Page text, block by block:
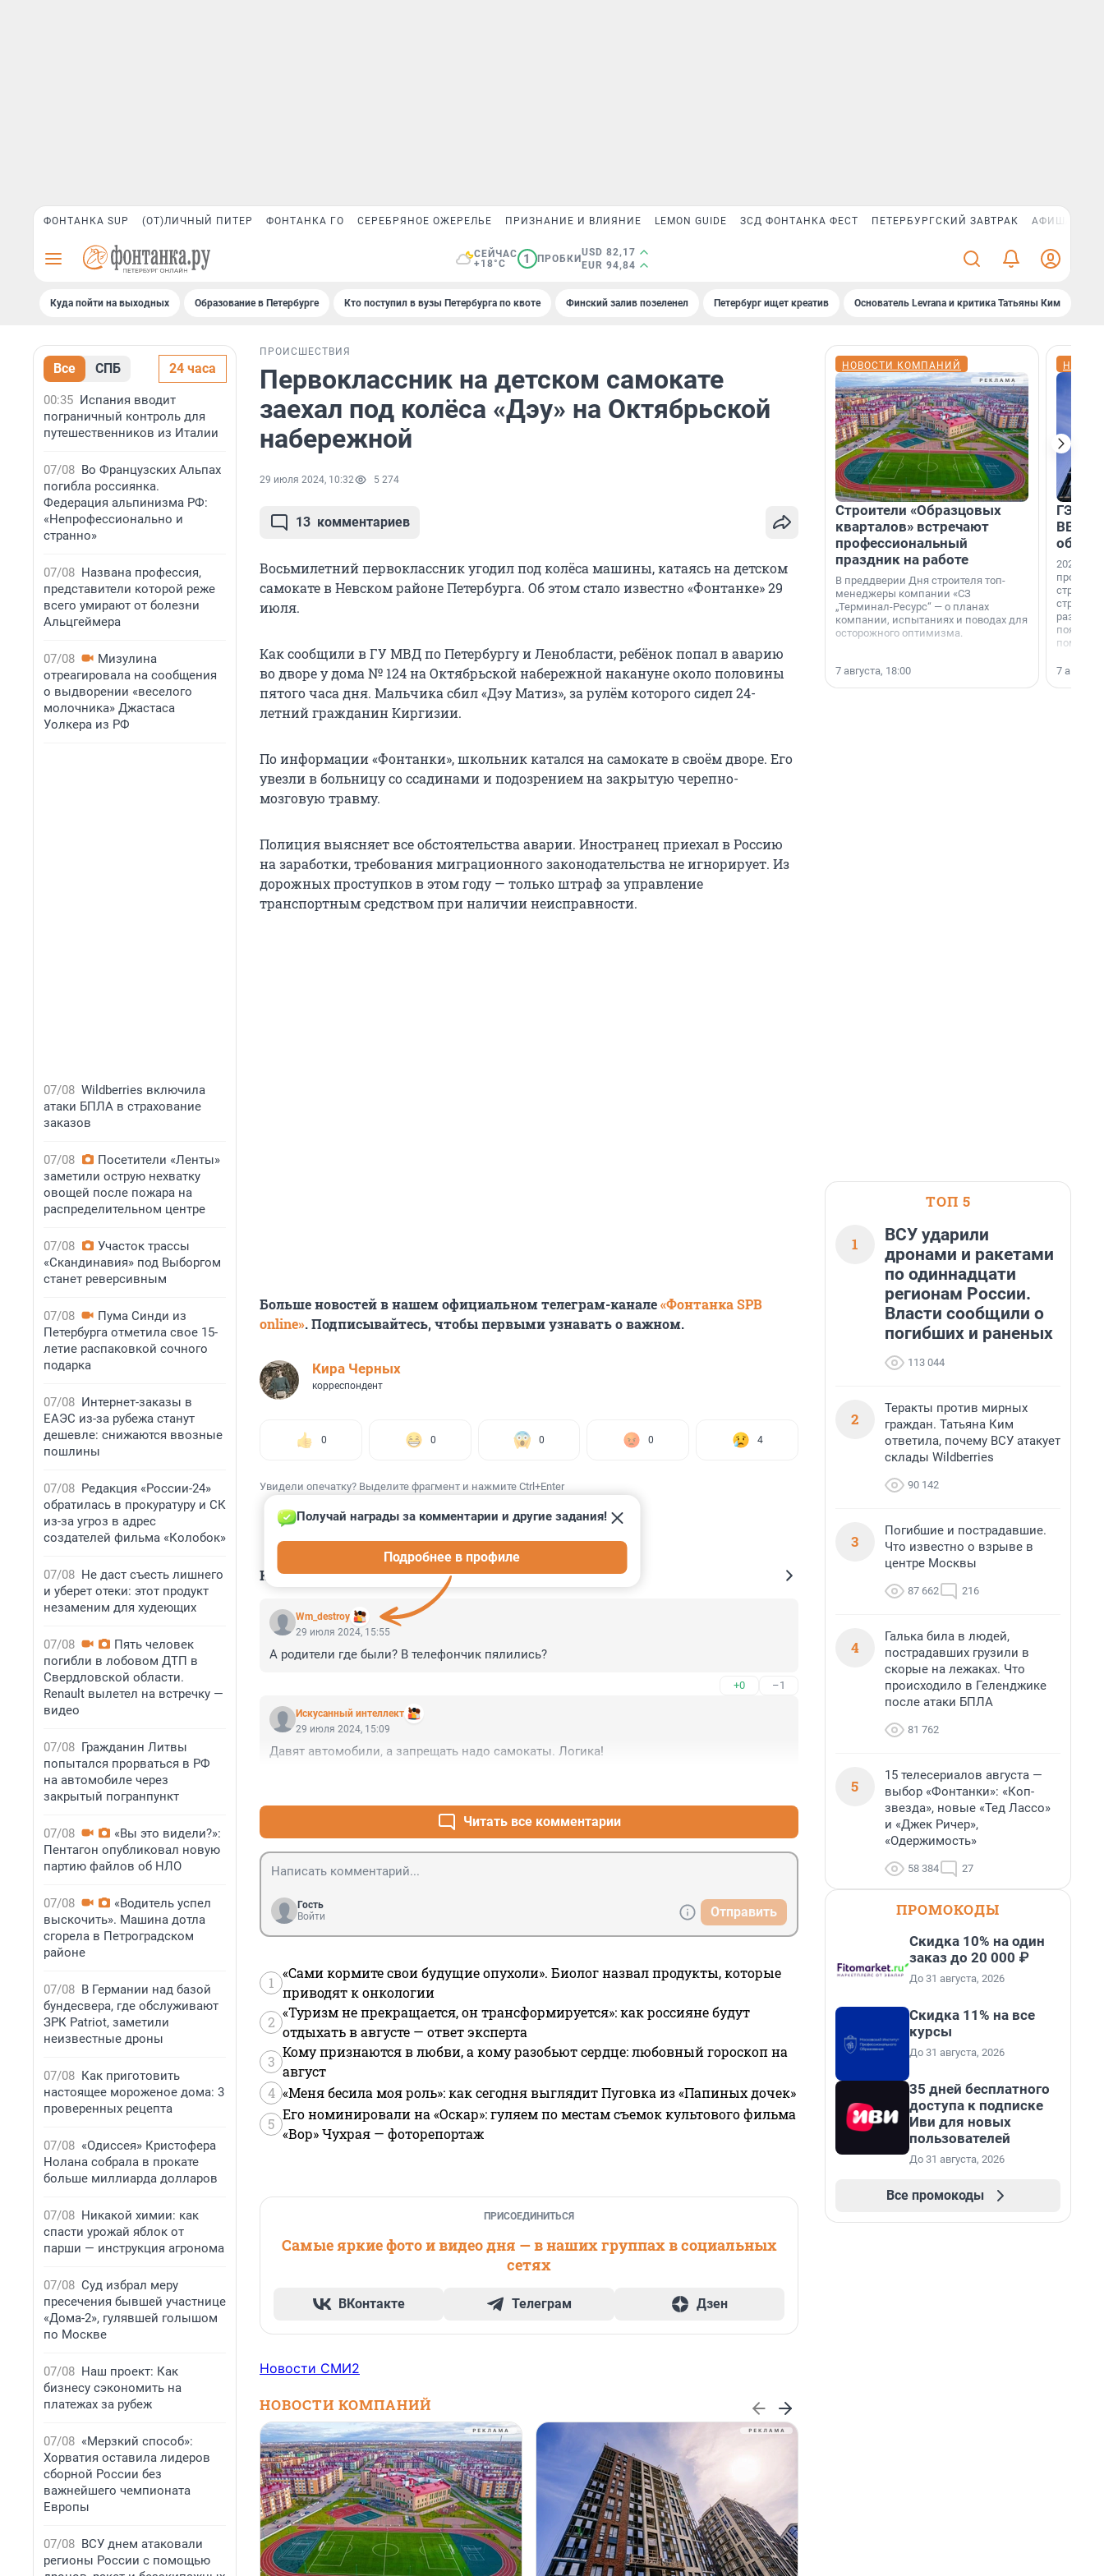
ФОНТАНКА SUP (ОТ)ЛИЧНЫЙ ПИТЕР ФОНТАНКА ГО СЕРЕБРЯНОЕ ОЖЕРЕЛЬЕ ПРИЗНАНИЕ И ВЛИЯНИЕ LEMON GUIDE ЗСД ФОНТАНКА ФЕСТ ПЕТЕРБУРГСКИЙ ЗАВТРАК АФИША PLUS
СЕЙЧАС
+18°C
1 ПРОБКИ
USD 82,17
EUR 94,84
Куда пойти на выходных Образование в Петербурге Кто поступил в вузы Петербурга по квоте Финский залив позеленел Петербург ищет креатив Основатель Levrana и критика Татьяны Ким
Все СПБ 24 часа
00:35 Испания вводит
пограничный контроль для
путешественников из Италии
07/08 Во Французских Альпах
погибла россиянка.
Федерация альпинизма РФ:
«Непрофессионально и
странно»
07/08 Названа профессия,
представители которой реже
всего умирают от болезни
Альцгеймера
07/08
Мизулина
отреагировала на сообщения
о выдворении «веселого
молочника» Джастаса
Уолкера из РФ
07/08 Wildberries включила
атаки БПЛА в страхование
заказов
07/08
Посетители «Ленты»
заметили острую нехватку
овощей после пожара на
распределительном центре
07/08
Участок трассы
«Скандинавия» под Выборгом
станет реверсивным
07/08
Пума Синди из
Петербурга отметила свое 15-
летие распаковкой сочного
подарка
07/08 Интернет-заказы в
ЕАЭС из-за рубежа станут
дешевле: снижаются ввозные
пошлины
07/08 Редакция «России-24»
обратилась в прокуратуру и СК
из-за угроз в адрес
создателей фильма «Колобок»
07/08 Не даст съесть лишнего
и уберет отеки: этот продукт
незаменим для худеющих
07/08
Пять человек
погибли в лобовом ДТП в
Свердловской области.
Renault вылетел на встречку —
видео
07/08 Гражданин Литвы
попытался прорваться в РФ
на автомобиле через
закрытый погранпункт
07/08
«Вы это видели?»:
Пентагон опубликовал новую
партию файлов об НЛО
07/08
«Водитель успел
выскочить». Машина дотла
сгорела в Петроградском
районе
07/08 В Германии над базой
бундесвера, где обслуживают
ЗРК Patriot, заметили
неизвестные дроны
07/08 Как приготовить
настоящее мороженое дома: 3
проверенных рецепта
07/08 «Одиссея» Кристофера
Нолана собрала в прокате
больше миллиарда долларов
07/08 Никакой химии: как
спасти урожай яблок от
парши — инструкция агронома
07/08 Суд избрал меру
пресечения бывшей участнице
«Дома-2», гулявшей голышом
по Москве
07/08 Наш проект: Как
бизнесу сэкономить на
платежах за рубеж
07/08 «Мерзкий способ»:
Хорватия оставила лидеров
сборной России без
важнейшего чемпионата
Европы
07/08 ВСУ днем атаковали
регионы России с помощью
ПРОИСШЕСТВИЯ
Первоклассник на детском самокате
заехал под колёса «Дэу» на Октябрьской
набережной
29 июля 2024, 10:32 5 274
13 комментариев
Восьмилетний первоклассник угодил под колёса машины, катаясь на детском
самокате в Невском районе Петербурга. Об этом стало известно «Фонтанке» 29
июля.
Как сообщили в ГУ МВД по Петербургу и Ленобласти, ребёнок попал в аварию
во дворе у дома № 124 на Октябрьской набережной накануне около половины
пятого часа дня. Мальчика сбил «Дэу Матиз», за рулём которого сидел 24-
летний гражданин Киргизии.
По информации «Фонтанки», школьник катался на самокате в своём дворе. Его
увезли в больницу со ссадинами и подозрением на закрытую черепно-
мозговую травму.
Полиция выясняет все обстоятельства аварии. Иностранец приехал в Россию
на заработки, требования миграционного законодательства не игнорирует. Из
дорожных проступков в этом году — только штраф за управление
транспортным средством при наличии неисправности.
Больше новостей в нашем официальном телеграм-канале«Фонтанка SPB
online». Подписывайтесь, чтобы первыми узнавать о важном.
Кира Черных
корреспондент
0 0 0 0 4
Увидели опечатку? Выделите фрагмент и нажмите Ctrl+Enter
КОММЕНТАРИИ 13
Wm_destroy
Получай награды за комментарии и другие задания!
Подробнее в профиле
29 июля 2024, 15:55
А родители где были? В телефончик пялились?
+0 –1
Искусанный интеллект
29 июля 2024, 15:09
Давят автомобили, а запрещать надо самокаты. Логика!
Читать все комментарии
Гость
Войти
Отправить
1
«Сами кормите свои будущие опухоли». Биолог назвал продукты, которые
приводят к онкологии
2
«Туризм не прекращается, он трансформируется»: как россияне будут
отдыхать в августе — ответ эксперта
3
Кому признаются в любви, а кому разобьют сердце: любовный гороскоп на
август
4 «Меня бесила моя роль»: как сегодня выглядит Пуговка из «Папиных дочек»
5
Его номинировали на «Оскар»: гуляем по местам съемок культового фильма
«Вор» Чухрая — фоторепортаж
ПРИСОЕДИНИТЬСЯ
Самые яркие фото и видео дня — в наших группах в социальных
сетях
ВКонтакте Телеграм Дзен
Новости СМИ2
НОВОСТИ КОМПАНИЙ
НОВОСТИ КОМПАНИЙ
Строители «Образцовых
кварталов» встречают
профессиональный
праздник на работе
В преддверии Дня строителя топ-
менеджеры компании «СЗ
„Терминал-Ресурс“ — о планах
компании, испытаниях и поводах для
осторожного оптимизма.
7 августа, 18:00
ГЭС,
ВВП: в
об
2026-й —
раз. В
7
ТОП 5
1
ВСУ ударили
дронами и ракетами
по одиннадцати
регионам России.
Власти сообщили о
погибших и раненых
113 044
2
Теракты против мирных
граждан. Татьяна Ким
ответила, почему ВСУ атакует
склады Wildberries
90 142
3
Погибшие и пострадавшие.
Что известно о взрыве в
центре Москвы
87 662 216
4
Галька била в людей,
пострадавших грузили в
скорые на лежаках. Что
происходило в Геленджике
после атаки БПЛА
81 762
5
15 телесериалов августа —
выбор «Фонтанки»: «Коп-
звезда», новые «Тед Лассо»
и «Джек Ричер»,
«Одержимость»
58 384 27
ПРОМОКОДЫ
Скидка 10% на один
заказ до 20 000 ₽
До 31 августа, 2026
Скидка 11% на все
курсы
До 31 августа, 2026
35 дней бесплатного
доступа к подписке
Иви для новых
пользователей
До 31 августа, 2026
Все промокоды